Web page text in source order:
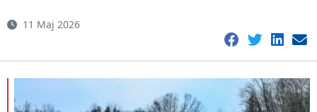
11 Maj 2026